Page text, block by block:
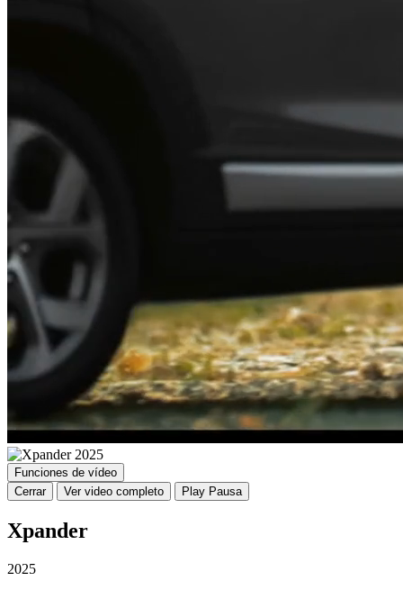
Funciones de vídeo
Cerrar
Ver video completo Play Pausa
Xpander
2025